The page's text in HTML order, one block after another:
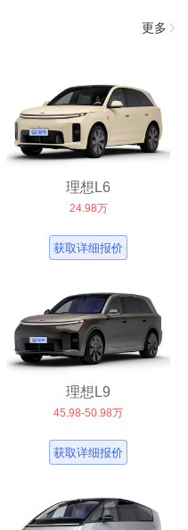
更多
理想L6
24.98万
获取详细报价
理想L9
45.98-50.98万
获取详细报价